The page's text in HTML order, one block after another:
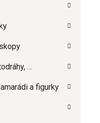
…
a figurky